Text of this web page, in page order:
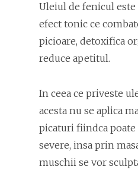
Uleiul de fenicul
efect tonic ce
picioare, detoxifica
reduce apetitul.
In ceea ce priveste
acesta nu se aplica
picaturi fiindca
severe, insa prin
muschii se vor